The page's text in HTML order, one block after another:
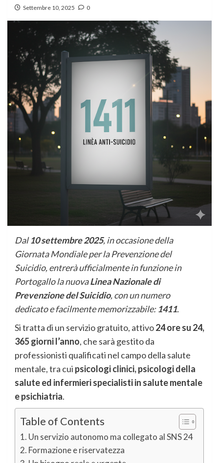
Settembre 10, 2025 0
Dal10 settembre 2025, in occasione della
Giornata Mondiale per la Prevenzione del
Suicidio, entrerà ufficialmente in funzione in
Portogallo la nuovaLinea Nazionale di
Prevenzione del Suicidio, con un numero
dedicato e facilmente memorizzabile:1411.
Si tratta di un servizio gratuito, attivo24 ore su 24,
365 giorni l’anno, che sarà gestito da
professionisti qualificati nel campo della salute
mentale, tra cui psicologi clinici, psicologi della
salute ed infermieri specialisti in salute mentale
e psichiatria.
Table of Contents
Un servizio autonomo ma collegato al SNS 24
Formazione e riservatezza